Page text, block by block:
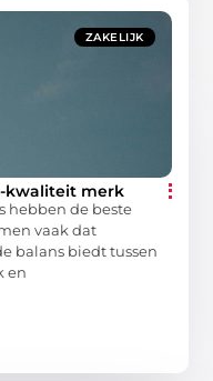
ZAKELIJK
kwaliteit merk
hebben de beste
vaak dat
balans biedt tussen
en